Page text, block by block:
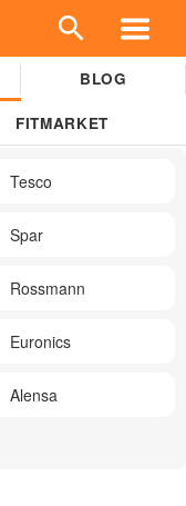
BLOG
FITMARKET
Tesco
Spar
Rossmann
Euronics
Alensa